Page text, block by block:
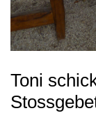
Toni